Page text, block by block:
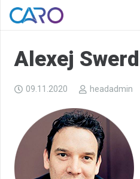
Alexej
09.11.2020 headadmin